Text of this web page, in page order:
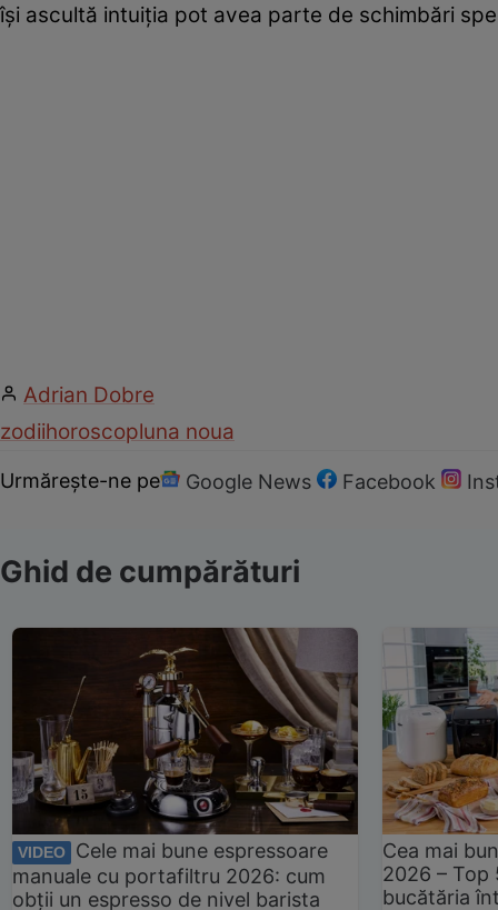
își ascultă intuiția pot avea parte de schimbări
Adrian Dobre
zodiihoroscopluna noua
Urmărește-ne pe Google News Facebook
Ghid de cumpărături
VIDEO
Cele mai bune espressoare
manuale cu portafiltru 2026: cum
obții un espresso de nivel barista
Cea mai
2026 –
bucătăria